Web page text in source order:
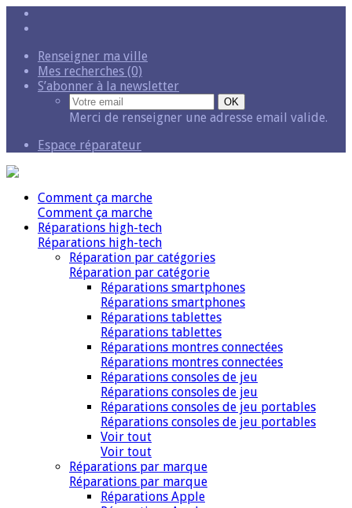
Renseigner ma ville
Mes recherches (0)
S’abonner à la newsletter
Merci de renseigner une adresse email valide.
Espace réparateur
Comment ça marche
Comment ça marche
Réparations high-tech
Réparations high-tech
Réparation par catégories
Réparation par catégorie
Réparations smartphones
Réparations smartphones
Réparations tablettes
Réparations tablettes
Réparations montres connectées
Réparations montres connectées
Réparations consoles de jeu
Réparations consoles de jeu
Réparations consoles de jeu portables
Réparations consoles de jeu portables
Voir tout
Voir tout
Réparations par marque
Réparations par marque
Réparations Apple